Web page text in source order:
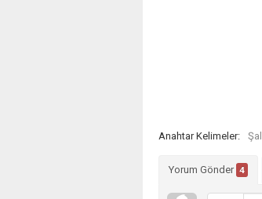
Anahtar Kelimeler:
Yorum Gönder 4